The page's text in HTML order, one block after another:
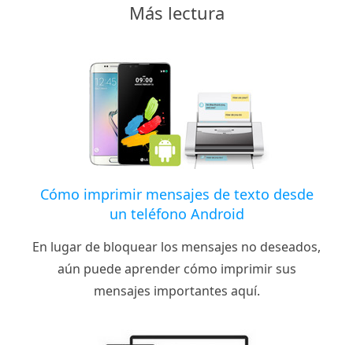
Más lectura
Cómo imprimir mensajes de texto desde
un teléfono Android
En lugar de bloquear los mensajes no deseados,
aún puede aprender cómo imprimir sus
mensajes importantes aquí.